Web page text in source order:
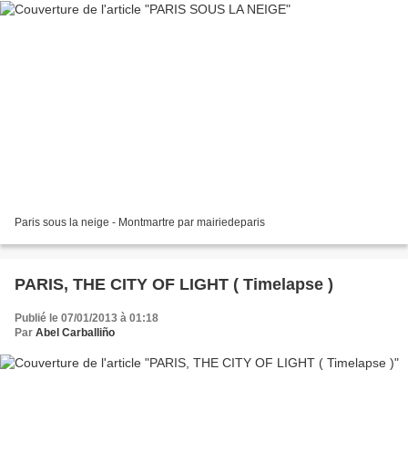
Paris sous la neige - Montmartre par mairiedeparis
PARIS, THE CITY OF LIGHT ( Timelapse )
Publié le 07/01/2013 à 01:18
Par Abel Carballiño